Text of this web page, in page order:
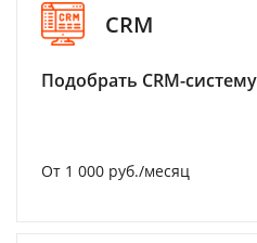
CRM
Подобрать CRM-
От 1 000 руб./месяц